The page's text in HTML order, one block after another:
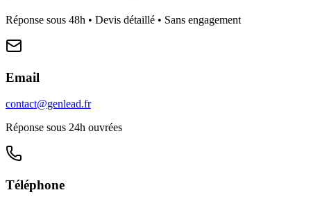
Réponse sous 48h • Devis détaillé • Sans engagement
Email
contact@genlead.fr
Réponse sous 24h ouvrées
Téléphone